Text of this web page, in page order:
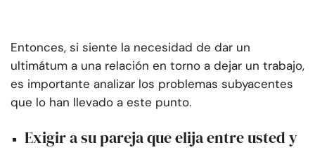
Entonces, si siente la necesidad de dar un
ultimátum a una relación en torno a dejar un trabajo,
es importante analizar los problemas subyacentes
que lo han llevado a este punto.
Exigir a su pareja que elija entre usted y